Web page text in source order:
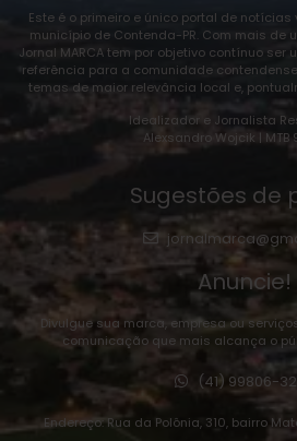
Este é o primeiro e único portal de
município de Contenda-PR. Com mais de
Jornal MARCA tem por objetivo contínuo
referência para a comunidade
temas de maior relevância local e,
Idealizador e Jornalista
Alexsandro Wojcik | MTB
Sugestões de
Anuncie!
Divulgue sua marca, empresa ou
comunicação que mais alcança o
(41) 99806-
Endereço: Rua da Polônia, 310, bairro